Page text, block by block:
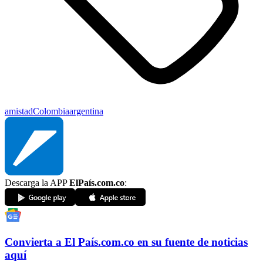
amistadColombiaargentina
Descarga la APPElPaís.com.co:
Convierta a El País.com.co en su fuente de noticias
aquí